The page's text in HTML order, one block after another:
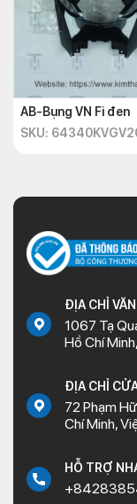
AB-Bụng VN Fi đen
SKU:
ĐỊA CHỈ
1067 Tạ
Hồ Chí
ĐỊA CHỈ
72 Phạm
Chí Minh,
HỖ TRỢ